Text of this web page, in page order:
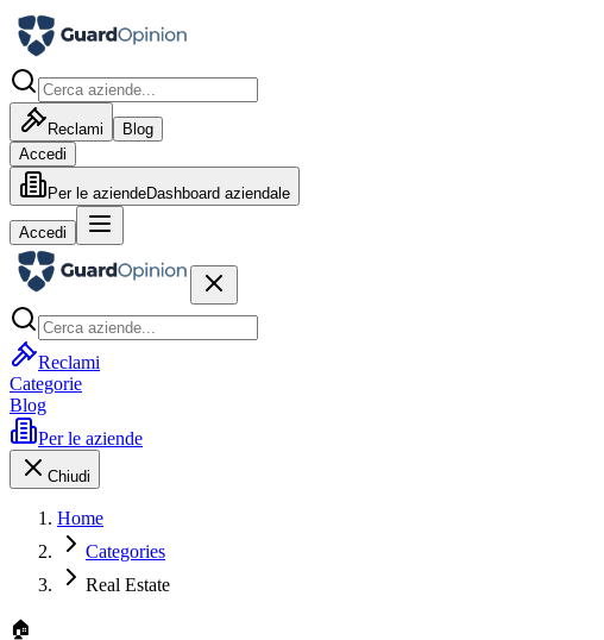
Reclami
Blog
Accedi
Per le aziendeDashboard aziendale
Accedi
Reclami
Categorie
Blog
Per le aziende
Chiudi
Home
Categories
Real Estate
🏠